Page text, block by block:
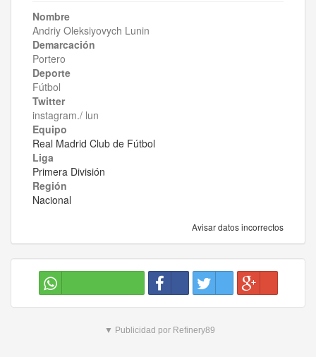
Nombre
Andriy Oleksiyovych Lunin
Demarcación
Portero
Deporte
Fútbol
Twitter
instagram./ lun
Equipo
Real Madrid Club de Fútbol
Liga
Primera División
Región
Nacional
Avisar datos incorrectos
▼ Publicidad por Refinery89